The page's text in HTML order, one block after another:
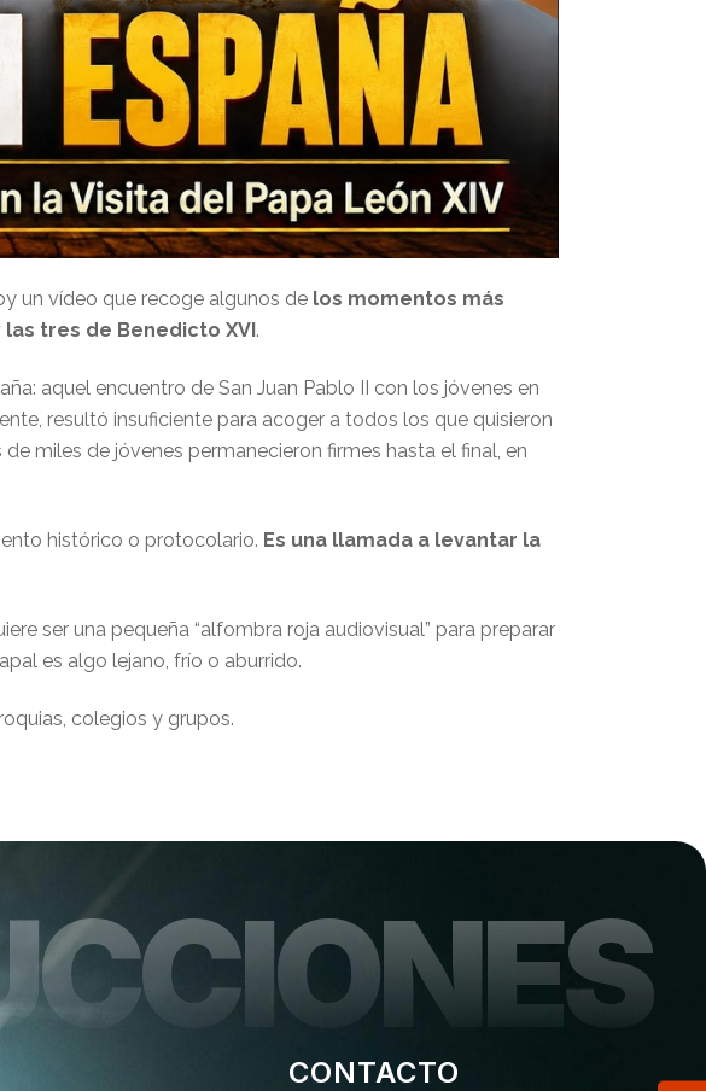
un vídeo que recoge algunos de los momentos más
las tres de Benedicto XVI.
aquel encuentro de San Juan Pablo II con los jóvenes en
resultó insuficiente para acoger a todos los que quisieron
miles de jóvenes permanecieron firmes hasta el final, en
histórico o protocolario. Es una llamada a levantar la
ser una pequeña “alfombra roja audiovisual” para preparar
es algo lejano, frío o aburrido.
colegios y grupos.
CONTACTO